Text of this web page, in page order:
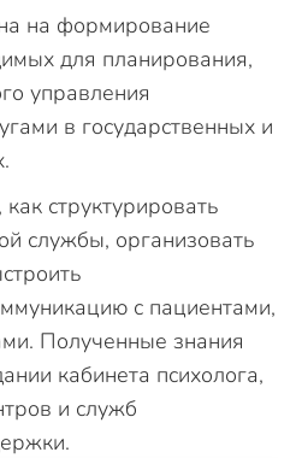
на формирование
для планирования,
управления
в государственных и
структурировать
службы, организовать
с пациентами,
Полученные знания
кабинета психолога,
и служб